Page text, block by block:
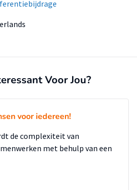
Voor Jou?
voor iedereen!
de complexiteit van
met behulp van een